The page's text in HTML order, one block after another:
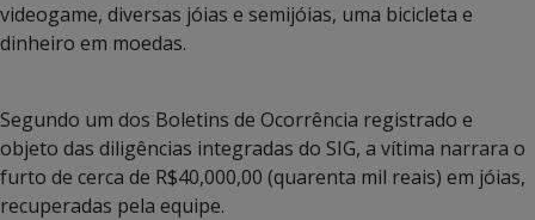
videogame, diversas jóias e semijóias, uma bicicleta e
dinheiro em moedas.
Segundo um dos Boletins de Ocorrência registrado e
objeto das diligências integradas do SIG, a vítima narrara o
furto de cerca de R$40,000,00 (quarenta mil reais) em jóias,
recuperadas pela equipe.